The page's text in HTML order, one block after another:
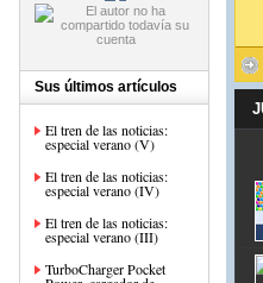
Sus últimos artículos
El tren de las noticias:
especial verano (V)
El tren de las noticias:
especial verano (IV)
El tren de las noticias:
especial verano (III)
TurboCharger Pocket